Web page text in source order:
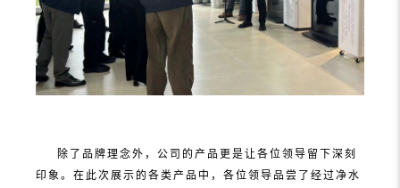
除了品牌理念外，公司的产品更是让各位领导留下深刻
印象。在此次展示的各类产品中，各位领导品尝了经过净水